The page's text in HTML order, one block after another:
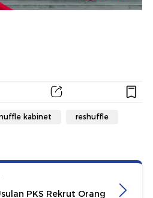
kabinet reshuffle
PKS Rekrut Orang